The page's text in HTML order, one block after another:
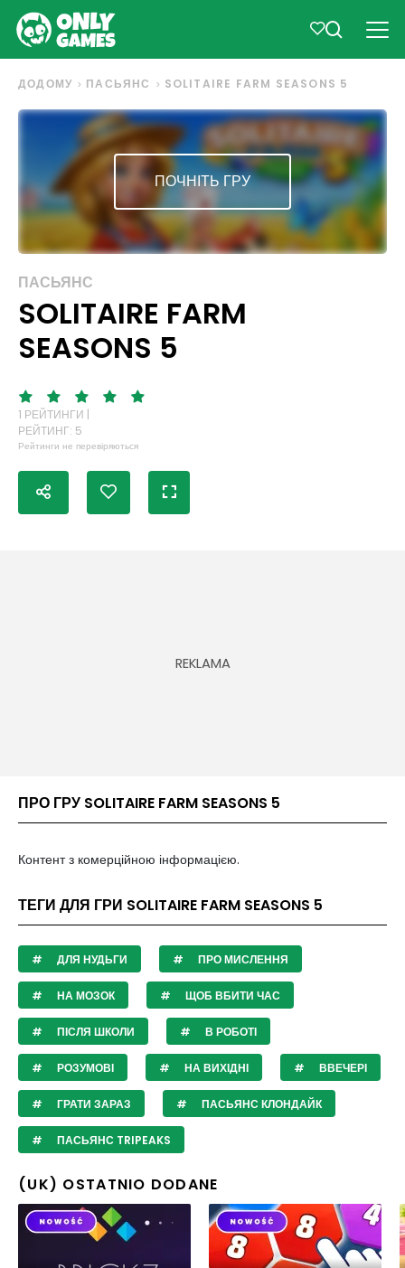
ДОДОМУ ПАСЬЯНС SOLITAIRE FARM SEASONS 5
ПОЧНІТЬ ГРУ
ПАСЬЯНС
SOLITAIRE FARM
SEASONS 5
1 РЕЙТИНГИ |
РЕЙТИНГ: 5
Рейтинги не перевіряються
ПРО ГРУ SOLITAIRE FARM SEASONS 5
Контент з комерційною інформацією.
ТЕГИ ДЛЯ ГРИ SOLITAIRE FARM SEASONS 5
ДЛЯ НУДЬГИ ПРО МИСЛЕННЯ
НА МОЗОК ЩОБ ВБИТИ ЧАС
ПІСЛЯ ШКОЛИ В РОБОТІ
РОЗУМОВІ НА ВИХІДНІ ВВЕЧЕРІ
ГРАТИ ЗАРАЗ ПАСЬЯНС КЛОНДАЙК
ПАСЬЯНС TRIPEAKS
(UK) OSTATNIO DODANE